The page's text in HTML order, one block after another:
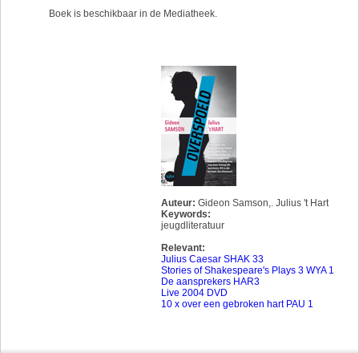
Boek is beschikbaar in de Mediatheek.
Auteur: Gideon Samson,. Julius 't Hart
Keywords:
jeugdliteratuur
Relevant:
Julius Caesar SHAK 33
Stories of Shakespeare's Plays 3 WYA 1
De aansprekers HAR3
Live 2004 DVD
10 x over een gebroken hart PAU 1